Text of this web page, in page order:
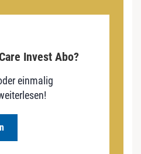
Invest Abo?
einmalig